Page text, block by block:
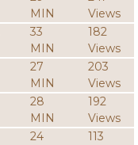
MIN
Views
33
MIN
182
Views
27
MIN
203
Views
28
MIN
192
Views
24
113